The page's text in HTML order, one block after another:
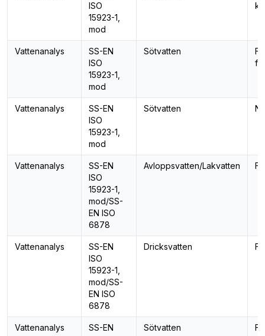
ISO
15923-1,
mod
Vattenanalys
SS-EN
ISO
15923-1,
mod
Sötvatten
Vattenanalys
SS-EN
ISO
15923-1,
mod
Sötvatten
Vattenanalys
SS-EN
ISO
15923-1,
mod/SS-
EN ISO
6878
Avloppsvatten/Lakvatten
Vattenanalys
SS-EN
ISO
15923-1,
mod/SS-
EN ISO
6878
Dricksvatten
Vattenanalys
SS-EN
Sötvatten